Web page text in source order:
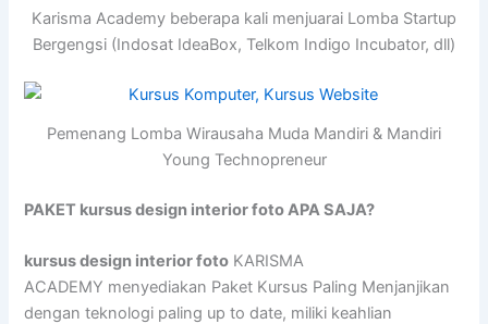
Karisma Academy beberapa kali menjuarai Lomba Startup
Bergengsi (Indosat IdeaBox, Telkom Indigo Incubator, dll)
Pemenang Lomba Wirausaha Muda Mandiri & Mandiri
Young Technopreneur
PAKET kursus design interior foto APA SAJA?
kursus design interior foto KARISMA
ACADEMY menyediakan Paket Kursus Paling Menjanjikan
dengan teknologi paling up to date, miliki keahlian